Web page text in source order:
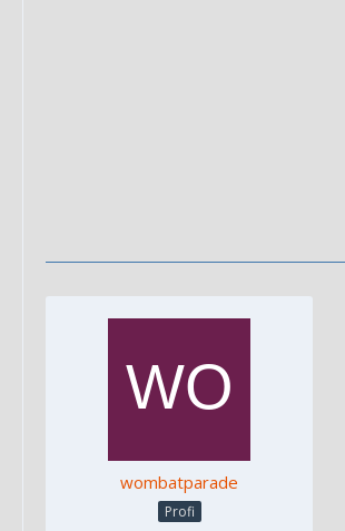
wombatparade
Profi